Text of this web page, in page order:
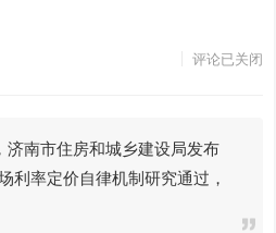
评论已关闭
南市住房和城乡建设局发布
利率定价自律机制研究通过，